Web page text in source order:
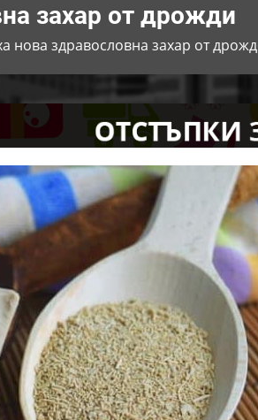
захар от дрожди
нова здравословна захар от